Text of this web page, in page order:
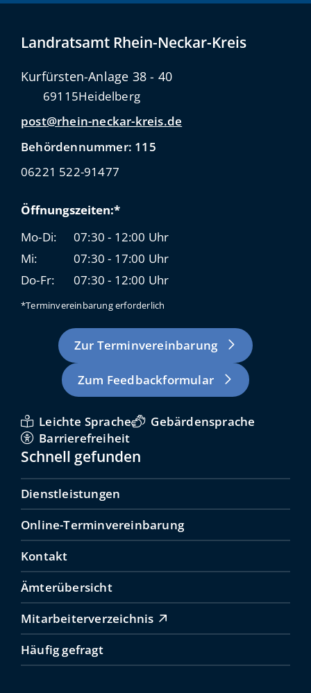
Landratsamt Rhein-Neckar-Kreis
Kurfürsten-Anlage 38 - 40
69115Heidelberg
post@rhein-neckar-kreis.de
Behördennummer: 115
06221 522-91477
Öffnungszeiten:*
Mo-Di:
07:30 - 12:00 Uhr
Mi:
07:30 - 17:00 Uhr
Do-Fr:
07:30 - 12:00 Uhr
*Terminvereinbarung erforderlich
Zur Terminvereinbarung
Zum Feedbackformular
Leichte Sprache
Gebärdensprache
Barrierefreiheit
Schnell gefunden
Dienstleistungen
Online-Terminvereinbarung
Kontakt
Ämterübersicht
Mitarbeiterverzeichnis
Häufig gefragt